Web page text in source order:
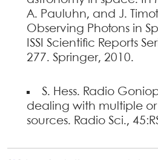
A. Pauluhn, and J.
Observing Photons in
ISSI Scientific Reports
277. Springer, 2010.
S. Hess. Radio
dealing with multiple
sources. Radio Sci.,